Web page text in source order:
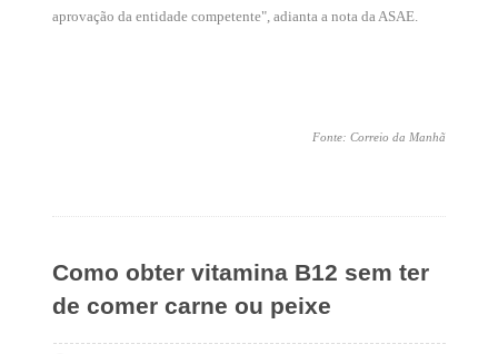
aprovação da entidade competente", adianta a nota da ASAE.
Fonte: Correio da Manhã
Como obter vitamina B12 sem ter
de comer carne ou peixe